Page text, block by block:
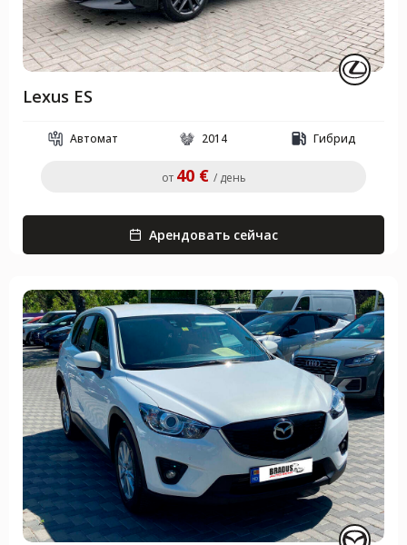
Lexus ES
Автомат 2014 Гибрид
от 40 € / день
Арендовать сейчас